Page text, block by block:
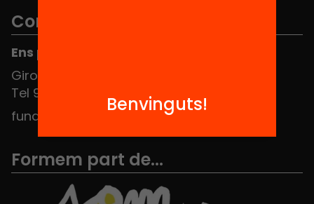
Contacte
Ens pots trobar al Hub Social
Girona 34, interior 08010 Barcelona
Tel 934 588 700
fundacio@equitat.org
Formem part de...
Benvinguts!